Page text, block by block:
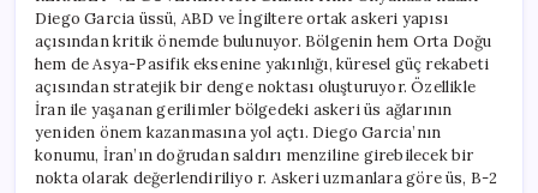
Diego Garcia üssü, ABD ve İngiltere ortak askeri yapısı
açısından kritik önemde bulunuyor. Bölgenin hem Orta Doğu
hem de Asya-Pasifik eksenine yakınlığı, küresel güç rekabeti
açısından stratejik bir denge noktası oluşturuyor. Özellikle
İran ile yaşanan gerilimler bölgedeki askeri üs ağlarının
yeniden önem kazanmasına yol açtı. Diego Garcia’nın
konumu, İran’ın doğrudan saldırı menziline girebilecek bir
nokta olarak değerlendiriliyo r. Askeri uzmanlara göre üs, B-2